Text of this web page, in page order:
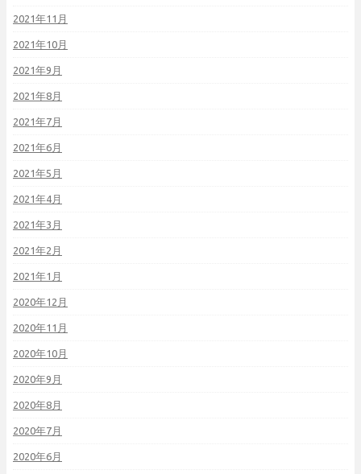
2021年11月
2021年10月
2021年9月
2021年8月
2021年7月
2021年6月
2021年5月
2021年4月
2021年3月
2021年2月
2021年1月
2020年12月
2020年11月
2020年10月
2020年9月
2020年8月
2020年7月
2020年6月